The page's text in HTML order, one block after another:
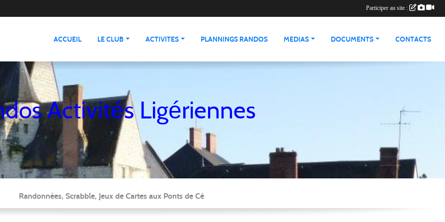
ACCUEIL LE CLUB ACTIVITES PLANNINGS RANDOS MEDIAS DOCUMENTS CONTACTS
Activités Ligériennes
Randonnées, Scrabble, Jeux de Cartes aux Ponts de Cé
Participer au site :